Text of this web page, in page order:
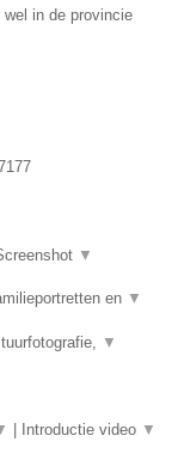
in de provincie
▼
en ▼
▼
Introductie video ▼